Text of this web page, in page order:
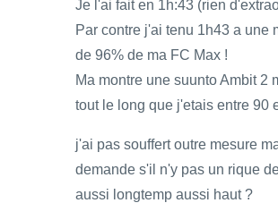
Je l'ai fait en 1h:43 (rien
Par contre j'ai tenu 1h43 a une
de 96% de ma FC Max !
Ma montre une suunto Ambit 2
tout le long que j'etais entre 90
j'ai pas souffert outre mesure
demande s'il n'y pas un rique
aussi longtemp aussi haut ?